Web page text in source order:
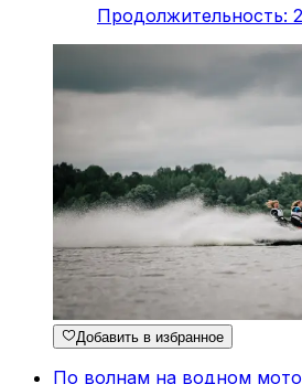
Продолжительность:
Добавить в избранное
По волнам на водном